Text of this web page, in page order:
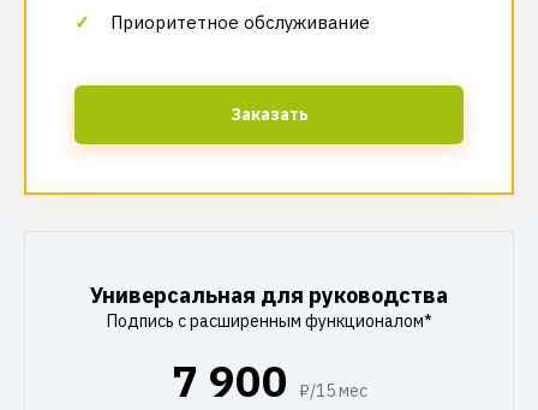
Приоритетное обслуживание
Заказать
Универсальная для руководства
Подпись с расширенным функционалом*
7 900 ₽/15 мес